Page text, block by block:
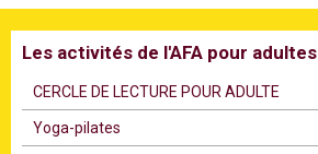
Les activités de l'AFA pour adultes
CERCLE DE LECTURE POUR ADULTE
Υoga-pilates